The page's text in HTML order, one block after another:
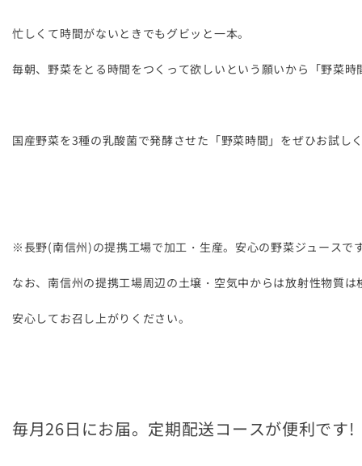
忙しくて時間がないときでもグビッと一本。
毎朝、野菜をとる時間をつくって欲しいという願いから「野菜時
国産野菜を3種の乳酸菌で発酵させた「野菜時間」をぜひお試し
※長野(南信州)の提携工場で加工・生産。安心の野菜ジュースで
なお、南信州の提携工場周辺の土壌・空気中からは放射性物質
安心してお召し上がりください。
毎月26日にお届。定期配送コースが便利です!